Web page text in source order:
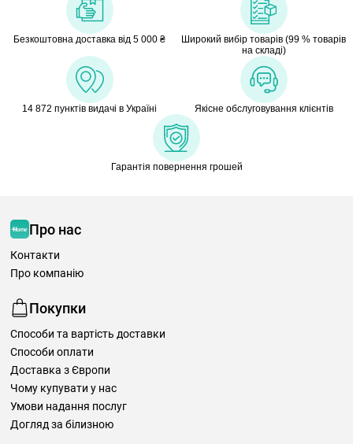
Безкоштовна доставка від 5 000 ₴
Широкий вибір товарів (99 % товарів
на складі)
14 872 пунктів видачі в Україні Якісне обслуговування клієнтів
Гарантія повернення грошей
Про нас
Контакти
Про компанію
Покупки
Способи та вартість доставки
Способи оплати
Доставка з Європи
Чому купувати у нас
Умови надання послуг
Догляд за білизною